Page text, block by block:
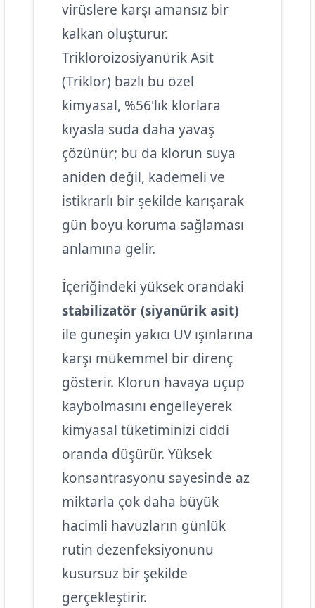
virüslere karşı amansız bir
kalkan oluşturur.
Trikloroizosiyanürik Asit
(Triklor) bazlı bu özel
kimyasal, %56'lık klorlara
kıyasla suda daha yavaş
çözünür; bu da klorun suya
aniden değil, kademeli ve
istikrarlı bir şekilde karışarak
gün boyu koruma sağlaması
anlamına gelir.
İçeriğindeki yüksek orandaki
stabilizatör (siyanürik asit)
ile güneşin yakıcı UV ışınlarına
karşı mükemmel bir direnç
gösterir. Klorun havaya uçup
kaybolmasını engelleyerek
kimyasal tüketiminizi ciddi
oranda düşürür. Yüksek
konsantrasyonu sayesinde az
miktarla çok daha büyük
hacimli havuzların günlük
rutin dezenfeksiyonunu
kusursuz bir şekilde
gerçekleştirir.